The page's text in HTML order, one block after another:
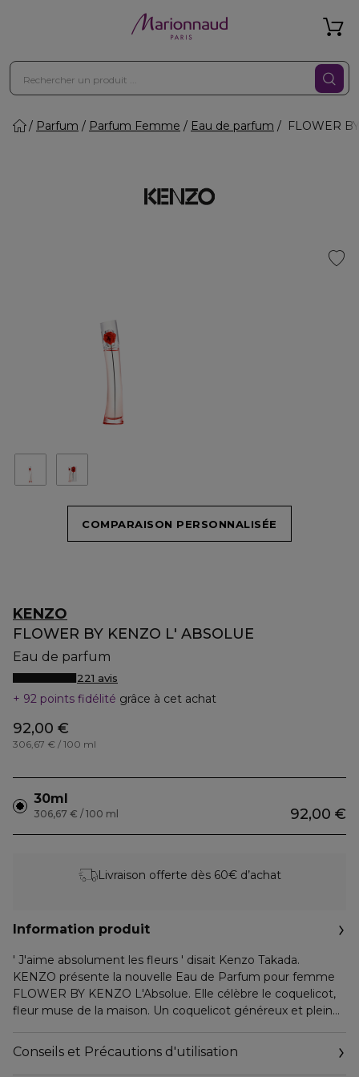
Parfum Parfum Femme Eau de parfum FLOWER
COMPARAISON PERSONNALISÉE
KENZO
FLOWER BY KENZO L' ABSOLUE
Eau de parfum
221 avis
92 points fidélité grâce à cet achat
92,00 €
306,67 € / 100 ml
30ml
92,00 €
306,67 € / 100 ml
Livraison offerte dès 60€ d’achat
Information produit
' J'aime absolument les fleurs ' disait Kenzo Takada.
KENZO présente la nouvelle Eau de Parfum pour femme
FLOWER BY KENZO L'Absolue. Elle célèbre le coquelicot,
fleur muse de la maison. Un coquelicot généreux et plein
le monde de milliers d'éclosions.
Conseils et Précautions d'utilisation